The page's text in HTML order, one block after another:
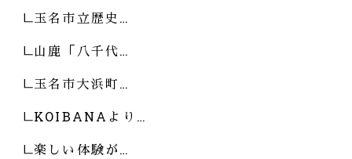
玉名市立歴史…
山鹿「八千代…
玉名市大浜町…
KOIBANAより…
楽しい体験が…